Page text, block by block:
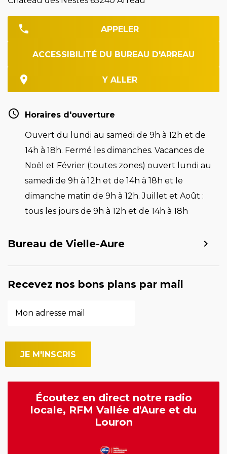
APPELER
ACCESSIBILITÉ DU BUREAU D'ARREAU
Y ALLER
Horaires d'ouverture
Ouvert du lundi au samedi de 9h à 12h et de
14h à 18h. Fermé les dimanches. Vacances de
Noël et Février (toutes zones) ouvert lundi au
samedi de 9h à 12h et de 14h à 18h et le
dimanche matin de 9h à 12h. Juillet et Août :
tous les jours de 9h à 12h et de 14h à 18h
Bureau de Vielle-Aure
Recevez nos bons plans par mail
Écoutez en direct notre radio
locale, RFM Vallée d'Aure et du
Louron